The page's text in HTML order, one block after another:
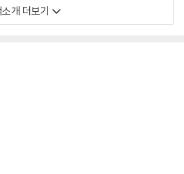
듯하고 아름다운 세상으로 나아가는지 살
소개 더보기